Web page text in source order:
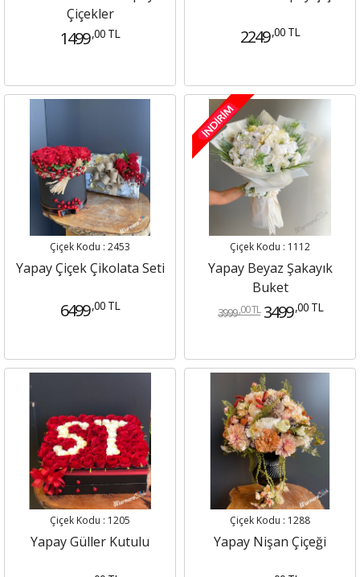
Çiçekler
1499 ,00 TL 2249 ,00 TL
Çiçek Kodu : 2453
Yapay Çiçek Çikolata Seti
6499 ,00 TL
Çiçek Kodu : 1112
Yapay Beyaz Şakayık
Buket
3999 ,00 TL 3499 ,00 TL
Çiçek Kodu : 1205
Yapay Güller Kutulu
Çiçek Kodu : 1288
Yapay Nişan Çiçeği